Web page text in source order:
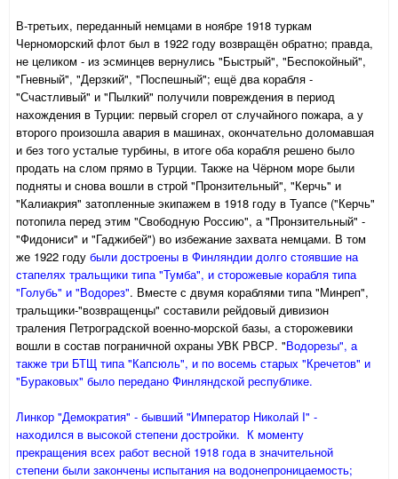
В-третьих, переданный немцами в ноябре 1918 туркам
Черноморский флот был в 1922 году возвращён обратно; правда,
не целиком - из эсминцев вернулись "Быстрый", "Беспокойный",
"Гневный", "Дерзкий", "Поспешный"; ещё два корабля -
"Счастливый" и "Пылкий" получили повреждения в период
нахождения в Турции: первый сгорел от случайного пожара, а у
второго произошла авария в машинах, окончательно доломавшая
и без того усталые турбины, в итоге оба корабля решено было
продать на слом прямо в Турции. Также на Чёрном море были
подняты и снова вошли в строй "Пронзительный", "Керчь" и
"Калиакрия" затопленные экипажем в 1918 году в Туапсе ("Керчь"
потопила перед этим "Свободную Россию", а "Пронзительный" -
"Фидониси" и "Гаджибей") во избежание захвата немцами. В том
же 1922 году были достроены в Финляндии долго стоявшие на
стапелях тральщики типа "Тумба", и сторожевые корабля типа
"Голубь" и "Водорез". Вместе с двумя кораблями типа "Минреп",
тральщики-"возвращенцы" составили рейдовый дивизион
траления Петроградской военно-морской базы, а сторожевики
вошли в состав пограничной охраны УВК РВСР. "Водорезы", а
также три БТЩ типа "Капсюль", и по восемь старых "Кречетов" и
"Бураковых" было передано Финляндской республике.
Линкор "Демократия" - бывший "Император Николай I" -
находился в высокой степени достройки. К моменту
прекращения всех работ весной 1918 года в значительной
степени были законче­ны испытания на водонепроницаемость;